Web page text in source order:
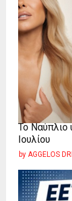
Το Ναύπλιο
Ιουλίου
by AGGELOS